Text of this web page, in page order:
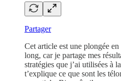
Partager
Cet article est une plongée
long, car je partage mes
stratégies que j’ai utilisées à
t’explique ce que sont les